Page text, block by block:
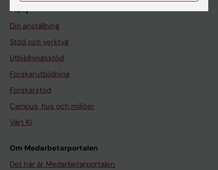
Meny
Din anställning
Stöd och verktyg
Utbildningsstöd
Forskarutbildning
Forskarstöd
Campus, hus och miljöer
Vårt KI
Om Medarbetarportalen
Det här är Medarbetarportalen